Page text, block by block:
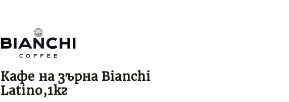
Кафе на зърна Bianchi
Latino,1кг